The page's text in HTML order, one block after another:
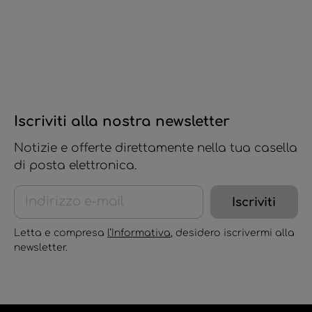
Iscriviti alla nostra newsletter
Notizie e offerte direttamente nella tua casella
di posta elettronica.
Iscriviti
Letta e compresa l’Informativa , desidero iscrivermi alla
newsletter.